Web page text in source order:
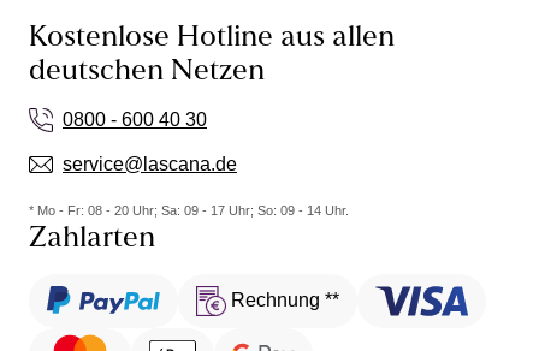
Kostenlose Hotline aus allen
deutschen Netzen
0800 - 600 40 30
service@lascana.de
* Mo - Fr: 08 - 20 Uhr; Sa: 09 - 17 Uhr; So: 09 - 14 Uhr.
Zahlarten
Rechnung **